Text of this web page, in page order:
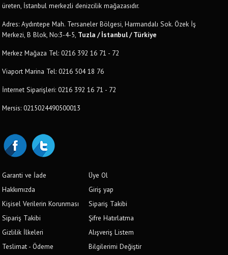
üreten, İstanbul merkezli denizcilik mağazasıdır.
Adres: Aydıntepe Mah. Tersaneler Bölgesi, Harmandalı Sok. Özek İş
Merkezi, B Blok, No:3-4-5, Tuzla / İstanbul / Türkiye
Merkez Mağaza Tel: 0216 392 16 71 - 72
Viaport Marina Tel: 0216 504 18 76
İnternet Siparişleri: 0216 392 16 71 - 72
Mersis: 0215024490500013
Garanti ve İade
Hakkımızda
Kişisel Verilerin Korunması
Sipariş Takibi
Gizlilik İlkeleri
Teslimat - Ödeme
Üye Ol
Giriş yap
Sipariş Takibi
Şifre Hatırlatma
Alışveriş Listem
Bilgilerimi Değiştir